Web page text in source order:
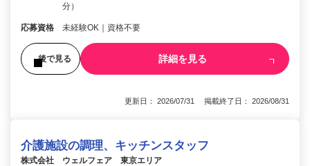
分）
応募資格 未経験OK｜資格不要
後で見る 詳細を見る
更新日： 2026/07/31 掲載終了日： 2026/08/31
介護施設の調理、キッチンスタッフ
株式会社 ウェルフェア 東京エリア